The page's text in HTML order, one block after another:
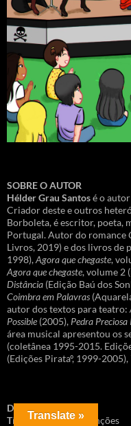
SOBRE O AUTOR
Hélder Grau Santosé o
Criador deste e outros
Borboleta, é escritor, poeta,
Portugal. Autor do romance
Livros, 2019) e dos livros de
1998),Agora que chegaste,
Agora que chegaste, volume 2
Distância (Edição Baú dos
Coimbra em Palavras
autor dos textos para teatro:
Possible (2005), Pedra Preciosa
área musical apresentou os
(coletânea 1995-2015.
(Edições Pirataº, 1999-2005),
DADOS DO LIVRO
Título : O livro das canções
Translate »